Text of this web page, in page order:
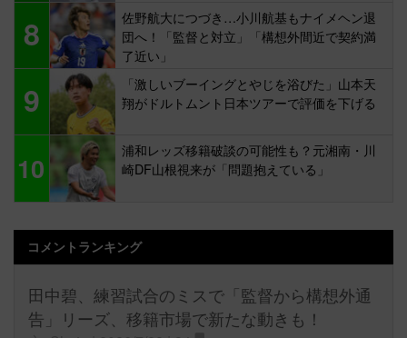
8
佐野航大につづき…小川航基もナイメヘン退
団へ！「監督と対立」「構想外間近で契約満
了近い」
9
「激しいブーイングとやじを浴びた」山本天
翔がドルトムント日本ツアーで評価を下げる
10
浦和レッズ移籍破談の可能性も？元湘南・川
崎DF山根視来が「問題抱えている」
コメントランキング
田中碧、練習試合のミスで「監督から構想外通
告」リーズ、移籍市場で新たな動きも！